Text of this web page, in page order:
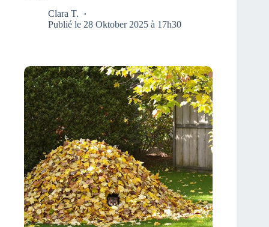
Clara T.
Publié le 28 Oktober 2025 à 17h30